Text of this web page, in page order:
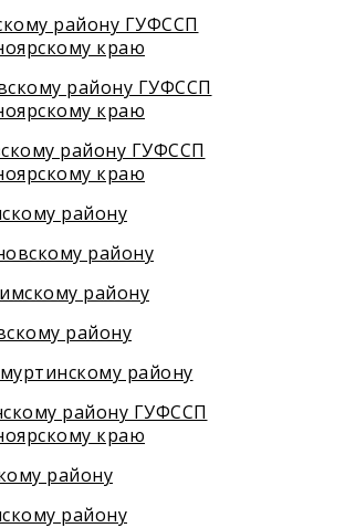
району ГУФССП
краю
району ГУФССП
краю
району ГУФССП
краю
району
району
району
району
району
району ГУФССП
краю
району
району